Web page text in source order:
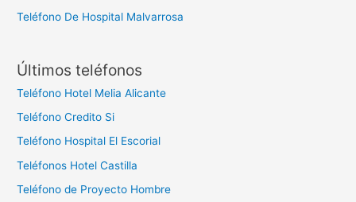
Teléfono De Hospital Malvarrosa
Últimos teléfonos
Teléfono Hotel Melia Alicante
Teléfono Credito Si
Teléfono Hospital El Escorial
Teléfonos Hotel Castilla
Teléfono de Proyecto Hombre